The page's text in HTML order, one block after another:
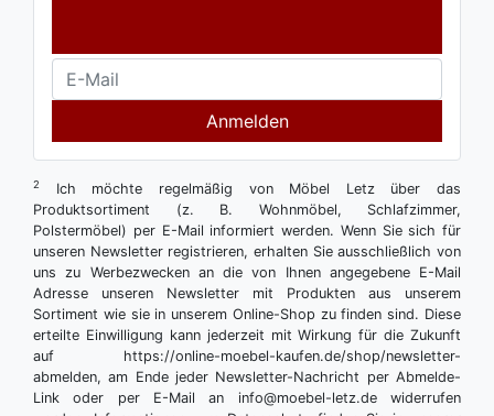
Anmelden
2
Ich möchte regelmäßig von Möbel Letz über das
Produktsortiment (z. B. Wohnmöbel, Schlafzimmer,
Polstermöbel) per E-Mail informiert werden. Wenn Sie sich für
unseren Newsletter registrieren, erhalten Sie ausschließlich von
uns zu Werbezwecken an die von Ihnen angegebene E-Mail
Adresse unseren Newsletter mit Produkten aus unserem
Sortiment wie sie in unserem Online-Shop zu finden sind. Diese
erteilte Einwilligung kann jederzeit mit Wirkung für die Zukunft
auf https://online-moebel-kaufen.de/shop/newsletter-
abmelden, am Ende jeder Newsletter-Nachricht per Abmelde-
Link oder per E-Mail an info@moebel-letz.de widerrufen